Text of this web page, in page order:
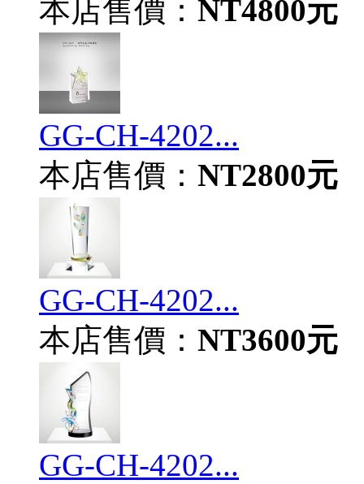
本店售價： NT4800元
GG-CH-4202...
本店售價： NT2800元
GG-CH-4202...
本店售價： NT3600元
GG-CH-4202...